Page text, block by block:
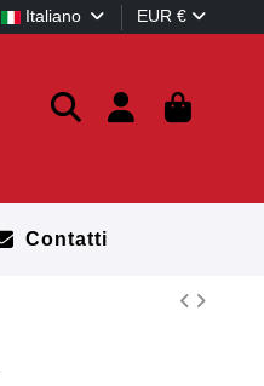
Italiano EUR €
Contatti